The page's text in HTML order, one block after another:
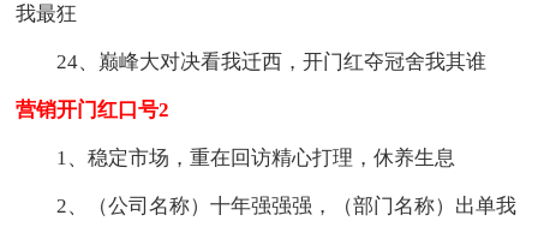
我最狂
24、巅峰大对决看我迁西，开门红夺冠舍我其谁
营销开门红口号2
1、稳定市场，重在回访精心打理，休养生息
2、（公司名称）十年强强强，（部门名称）出单我